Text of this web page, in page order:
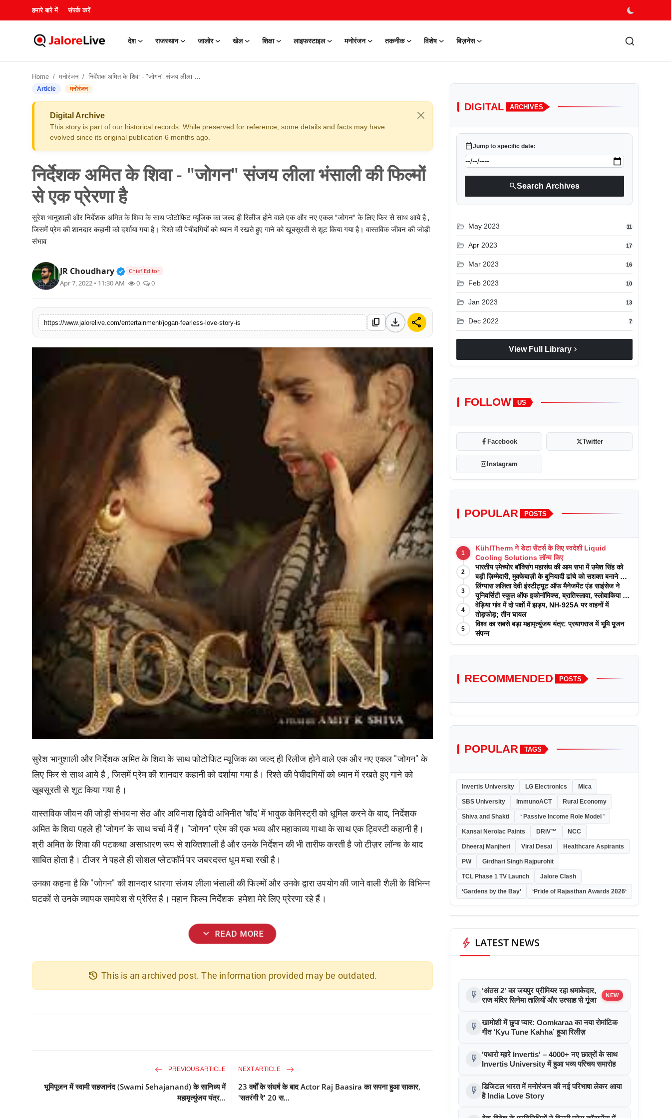
हमारे बारे में संपर्क करें
देश राजस्थान जालोर खेल शिक्षा लाइफस्टाइल मनोरंजन तकनीक विशेष बिज़नेस
लाइफस्टाइल
Home मनोरंजन निर्देशक अमित के शिवा - "जोगन" संजय लीला भंसाली की फिल्मों से एक प्रेरणा है
Article मनोरंजन
Digital Archive
This story is part of our historical records. While preserved for reference, some details and facts may have
evolved since its original publication 6 months ago.
निर्देशक अमित के शिवा - "जोगन" संजय लीला भंसाली की फिल्मों
से एक प्रेरणा है
सुरेश भानुशाली और निर्देशक अमित के शिवा के साथ फोटोफिट म्यूजिक का जल्द ही रिलीज होने वाले एक और नए एकल "जोगन" के लिए फिर से साथ आये है ,
जिसमें प्रेम की शानदार कहानी को दर्शाया गया है। रिश्ते की पेचीदगियों को ध्यान में रखते हुए गाने को खूबसूरती से शूट किया गया है। वास्तविक जीवन की जोड़ी
संभाव
JR Choudhary Verified Public Figure • 30 Mar, 2026
Chief Editor
Apr 7, 2022 • 11:30 AM 0 0
https://www.jalorelive.com/entertainment/jogan-fearless-love-story-is content_copy download share
सुरेश भानुशाली और निर्देशक अमित के शिवा के साथ फोटोफिट म्यूजिक का जल्द ही रिलीज होने वाले एक और नए एकल "जोगन" के
लिए फिर से साथ आये है , जिसमें प्रेम की शानदार कहानी को दर्शाया गया है। रिश्ते की पेचीदगियों को ध्यान में रखते हुए गाने को
खूबसूरती से शूट किया गया है।
वास्तविक जीवन की जोड़ी संभावना सेठ और अविनाश द्विवेदी अभिनीत 'चाँद' में भावुक केमिस्ट्री को धूमिल करने के बाद, निर्देशक
अमित के शिवा पहले ही 'जोगन' के साथ चर्चा में हैं। "जोगन" प्रेम की एक भव्य और महाकाव्य गाथा के साथ एक ट्विस्टी कहानी है।
श्री अमित के शिवा की पटकथा असाधारण रूप से शक्तिशाली है और उनके निर्देशन की भी तारीफ करती है जो टीज़र लॉन्च के बाद
साबित होता है। टीजर ने पहले ही सोशल प्लेटफॉर्म पर जबरदस्त धूम मचा रखी है।
उनका कहना है कि "जोगन" की शानदार धारणा संजय लीला भंसाली की फिल्मों और उनके द्वारा उपयोग की जाने वाली शैली के विभिन्न
घटकों से उनके व्यापक समावेश से प्रेरित है। महान फिल्म निर्देशक हमेशा मेरे लिए प्रेरणा रहे हैं।
expand_more READ MORE
history This is an archived post. The information provided may be outdated.
PREVIOUS ARTICLE
भूमिपूजन में स्वामी सहजानंद (Swami Sehajanand) के सानिध्य में
महामृत्युंजय यंत्र...
NEXT ARTICLE
23 वर्षों के संघर्ष के बाद Actor Raj Baasira का सपना हुआ साकार,
'सतरंगी रे' 20 स...
DIGITAL ARCHIVES
calendar_todayJump to specific date:
searchSearch Archives
folder_open May 2023 11
folder_open Apr 2023 17
folder_open Mar 2023 16
folder_open Feb 2023 10
folder_open Jan 2023 13
folder_open Dec 2022 7
View Full Library chevron_right
FOLLOW US
Facebook Twitter
Instagram
POPULAR POSTS
1
KühlTherm ने डेटा सेंटर्स के लिए स्वदेशी Liquid
Cooling Solutions लॉन्च किए
2
भारतीय एमेच्योर बॉक्सिंग महासंघ की आम सभा में उमेश सिंह को
बड़ी ज़िम्मेदारी, मुक्केबाज़ी के बुनियादी ढांचे को सशक्त बनाने का
वादा
3
लिंग्यास ललिता देवी इंस्टीट्यूट ऑफ मैनेजमेंट एंड साइंसेज ने
यूनिवर्सिटी स्कूल ऑफ इकोनॉमिक्स, ब्रातिस्लावा, स्लोवाकिया के
साथ अकादमिक पत्रिकाओं में प्रकाशन रणनीतियों पर एक
दिवसीय कार्यशाला का आयोजन किया
4
वेड़िया गांव में दो पक्षों में झड़प, NH-925A पर वाहनों में
तोड़फोड़; तीन घायल
5
विश्व का सबसे बड़ा महामृत्युंजय यंत्र: प्रयागराज में भूमि पूजन
संपन्न
RECOMMENDED POSTS
POPULAR TAGS
Invertis University LG Electronics Mica
SBS University ImmunoACT Rural Economy
Shiva and Shakti ‘ Passive Income Role Model ’
Kansai Nerolac Paints DRiV™ NCC
Dheeraj Manjheri Viral Desai Healthcare Aspirants
PW Girdhari Singh Rajpurohit
TCL Phase 1 TV Launch Jalore Clash
‘Gardens by the Bay’ ‘Pride of Rajasthan Awards 2026‘
bolt LATEST NEWS
flash_on
‘अंतस 2’ का जयपुर प्रीमियर रहा धमाकेदार,
राज मंदिर सिनेमा तालियों और उत्साह से गूंजा
NEW
flash_on खामोशी में छुपा प्यार: Oomkaraa का नया रोमांटिक
गीत ‘Kyu Tune Kahha’ हुआ रिलीज़
flash_on 'पधारो म्हारे Invertis' – 4000+ नए छात्रों के साथ
Invertis University में हुआ भव्य परिचय समारोह
flash_on डिजिटल भारत में मनोरंजन की नई परिभाषा लेकर आया
है India Love Story